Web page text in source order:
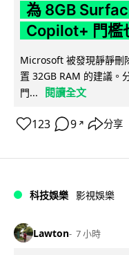
為 8GB
Copilot+ 門檻
Microsoft 被發現靜靜刪
置 32GB RAM 的建議。
門...
閱讀全文
123 9 ↗ 分享
科技娛樂 影視娛樂
Lawton 7 小時